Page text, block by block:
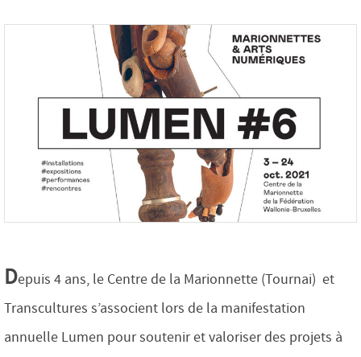
Depuis 4 ans, le Centre de la Marionnette (Tournai) et
Transcultures s’associent lors de la manifestation
annuelle Lumen pour soutenir et valoriser des projets à